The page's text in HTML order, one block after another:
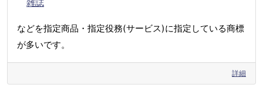
雑誌
などを指定商品・指定役務(サービス)に指定している商標
が多いです。
詳細